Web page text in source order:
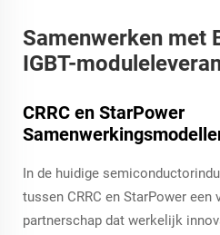
Samenwerken met
IGBT-
CRRC en StarPower
In de huidige
tussen CRRC en StarPower
partnerschap dat werkelijk